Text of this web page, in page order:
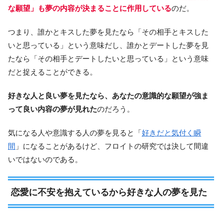
な願望」も夢の内容が決まることに作用しているのだ。
つまり、誰かとキスした夢を見たなら「その相手とキスした
いと思っている」という意味だし、誰かとデートした夢を見
たなら「その相手とデートしたいと思っている」という意味
だと捉えることができる。
好きな人と良い夢を見たなら、あなたの意識的な願望が強ま
って良い内容の夢が見れたのだろう。
気になる人や意識する人の夢を見ると「好きだと気付く瞬
間 」になることがあるけど、フロイトの研究では決して間違
いではないのである。
恋愛に不安を抱えているから好きな人の夢を見た